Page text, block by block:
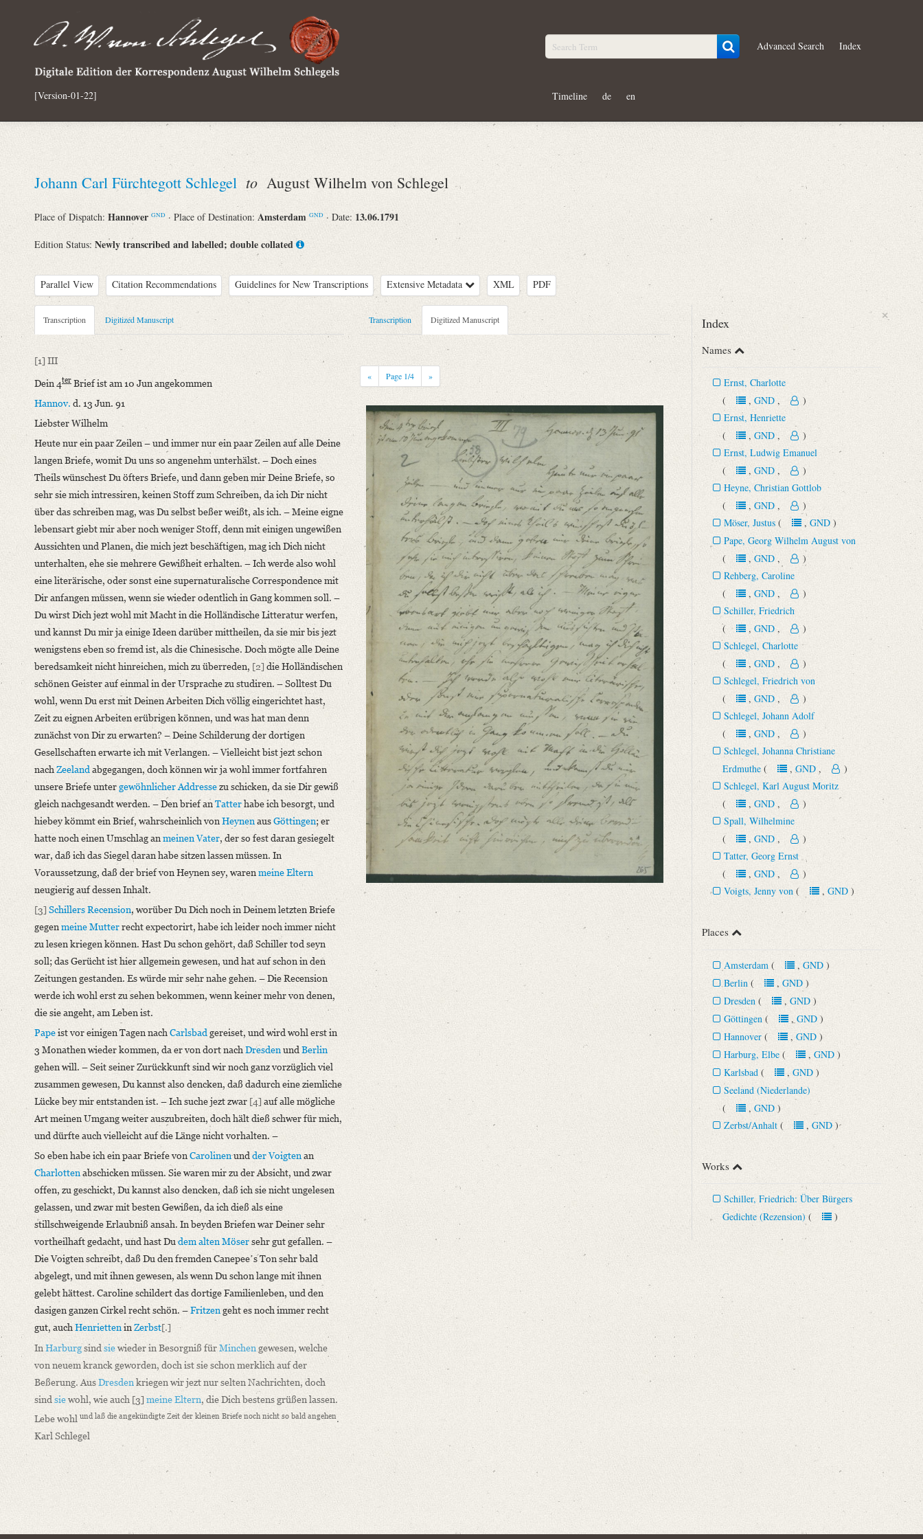
[Version-01-22]
Advanced Search Index
Timeline de en
Johann Carl Fürchtegott Schlegel to August Wilhelm von Schlegel
Place of Dispatch: Hannover GND · Place of Destination: Amsterdam GND · Date: 13.06.1791
Edition Status: Newly transcribed and labelled; double collated
Parallel View Citation Recommendations Guidelines for New Transcriptions Extensive Metadata XML PDF
Metadata Concerning Header
Sender: Johann Carl Fürchtegott Schlegel
Recipient: August Wilhelm von Schlegel
Place of Dispatch: Hannover
Place of Destination: AmsterdamGND
Date: 13.06.1791
Notations: Empfangsort erschlossen.
Manuscript
Provider: Dresden, Sächsische Landesbibliothek - Staats- und Universitätsbibliothek
OAI Id: DE-1a-34097
Classification Number: Mscr.Dresd.e.90,XIX,Bd.23,Nr.58
Number of Pages: 4S. auf Doppelbl., hs. m. U.
Format: 19 x 11,7 cm
Incipit: „[1] III
Dein 4ter Brief ist am 10 Jun angekommen
Hannov. d. 13 Jun. 91
Liebster Wilhelm
Heute nur ein paar Zeilen – und [...]“
Language
German
Editors
Bamberg, Claudia
Varwig, Olivia
Transcription Digitized Manuscript
[1]III
Dein 4ter Brief ist am 10 Jun angekommen
Hannov. d. 13 Jun. 91
Liebster Wilhelm
Heute nur ein paar Zeilen – und immer nur ein paar Zeilen auf alle Deine
langen Briefe, womit Du uns so angenehm unterhälst. – Doch eines
Theils wünschest Du öfters Briefe, und dann geben mir Deine Briefe, so
sehr sie mich intressiren, keinen Stoff zum Schreiben, da ich Dir nicht
über das schreiben mag, was Du selbst beßer weißt, als ich. – Meine eigne
lebensart giebt mir aber noch weniger Stoff, denn mit einigen ungewißen
Aussichten und Planen, die mich jezt beschäftigen, mag ich Dich nicht
unterhalten, ehe sie mehrere Gewißheit erhalten. – Ich werde also wohl
eine literärische, oder sonst eine supernaturalische Correspondence mit
Dir anfangen müssen, wenn sie wieder odentlich in Gang kommen soll. –
Du wirst Dich jezt wohl mit Macht in die Holländische Litteratur werfen,
und kannst Du mir ja einige Ideen darüber mittheilen, da sie mir bis jezt
wenigstens eben so fremd ist, als die Chinesische. Doch mögte alle Deine
beredsamkeit nicht hinreichen, mich zu überreden, [2] die Holländischen
schönen Geister auf einmal in der Ursprache zu studiren. – Solltest Du
wohl, wenn Du erst mit Deinen Arbeiten Dich völlig eingerichtet hast,
Zeit zu eignen Arbeiten erübrigen können, und was hat man denn
zunächst von Dir zu erwarten? – Deine Schilderung der dortigen
Gesellschaften erwarte ich mit Verlangen. – Vielleicht bist jezt schon
nachZeeland abgegangen, doch können wir ja wohl immer fortfahren
unsere Briefe untergewöhnlicher Addressezu schicken, da sie Dir gewiß
gleich nachgesandt werden. – Den brief an Tatterhabe ich besorgt, und
hiebey kömmt ein Brief, wahrscheinlich von HeynenausGöttingen; er
hatte noch einen Umschlag anmeinen Vater, der so fest daran gesiegelt
war, daß ich das Siegel daran habe sitzen lassen müssen. In
Voraussetzung, daß der brief von Heynen sey, warenmeine Eltern
neugierig auf dessen Inhalt.
[3]SchillersRecension, worüber Du Dich noch in Deinem letzten Briefe
gegen meine Mutterrecht expectorirt, habe ich leider noch immer nicht
zu lesen kriegen können. Hast Du schon gehört, daß Schiller tod seyn
soll; das Gerücht ist hier allgemein gewesen, und hat auf schon in den
Zeitungen gestanden. Es würde mir sehr nahe gehen. – Die Recension
werde ich wohl erst zu sehen bekommen, wenn keiner mehr von denen,
die sie angeht, am Leben ist.
Papeist vor einigen Tagen nach Carlsbad gereiset, und wird wohl erst in
3 Monathen wieder kommen, da er von dort nach Dresdenund Berlin
gehen will. – Seit seiner Zurückkunft sind wir noch ganz vorzüglich viel
zusammen gewesen, Du kannst also dencken, daß dadurch eine ziemliche
Lücke bey mir entstanden ist. – Ich suche jezt zwar [4]auf alle mögliche
Art meinen Umgang weiter auszubreiten, doch hält dieß schwer für mich,
und dürfte auch vielleicht auf die Länge nicht vorhalten. –
So eben habe ich ein paar Briefe vonCarolinenundder Voigtenan
Charlottenabschicken müssen. Sie waren mir zu der Absicht, und zwar
offen, zu geschickt, Du kannst also dencken, daß ich sie nicht ungelesen
gelassen, und zwar mit besten Gewißen, da ich dieß als eine
stillschweigende Erlaubniß ansah. In beyden Briefen war Deiner sehr
vortheilhaft gedacht, und hast Dudem alten Mösersehr gut gefallen. –
Die Voigten schreibt, daß Du den fremden Canepeeʼs Ton sehr bald
abgelegt, und mit ihnen gewesen, als wenn Du schon lange mit ihnen
gelebt hättest. Caroline schildert das dortige Familienleben, und den
dasigen ganzen Cirkel recht schön. –Fritzengeht es noch immer recht
gut, auchHenrietteninZerbst[.]
In Harburgsind siewieder in Besorgniß fürMinchen gewesen, welche
von neuem kranck geworden, doch ist sie schon merklich auf der
Beßerung. AusDresden kriegen wir jezt nur selten Nachrichten, doch
sind siewohl, wie auch [3]meine Eltern, die Dich bestens grüßen lassen.
Lebe wohl und laß die angekündigte Zeit der kleinen Briefe noch nicht so bald angehen.
Karl Schlegel
Transcription Digitized Manuscript
« Page 1/4 »
×
Index
Names
Ernst, Charlotte
(, GND, )
Ernst, Henriette
(, GND, )
Ernst, Ludwig Emanuel
(, GND, )
Heyne, Christian Gottlob
(, GND, )
Möser, Justus (, GND)
Pape, Georg Wilhelm August von
(, GND, )
Rehberg, Caroline
(, GND, )
Schiller, Friedrich
(, GND, )
Schlegel, Charlotte
(, GND, )
Schlegel, Friedrich von
(, GND, )
Schlegel, Johann Adolf
(, GND, )
Schlegel, Johanna Christiane
Erdmuthe (, GND, )
Schlegel, Karl August Moritz
(, GND, )
Spall, Wilhelmine
(, GND, )
Tatter, Georg Ernst
(, GND, )
Voigts, Jenny von (, GND)
Places
Amsterdam (, GND)
Berlin (, GND)
Dresden (, GND)
Göttingen (, GND)
Hannover (,GND)
Harburg, Elbe (, GND)
Karlsbad (, GND)
Seeland (Niederlande)
(, GND)
Zerbst/Anhalt (, GND)
Works
Schiller, Friedrich: Über Bürgers
Gedichte (Rezension) ()